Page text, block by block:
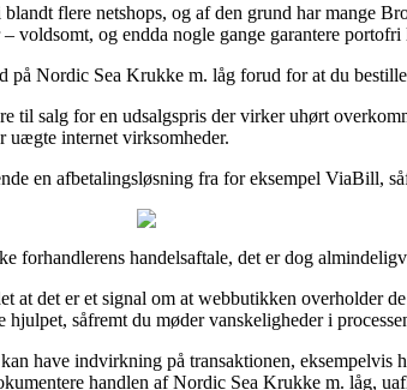
flere netshops, og af den grund har mange
voldsomt, og endda nogle gange garantere portofri
Nordic Sea Krukke m. låg forud for at du
salg for en udsalgspris der virker uhørt
internet virksomheder.
en afbetalingsløsning fra for eksempel ViaBill,
forhandlerens handelsaftale, det er dog
det er et signal om at webbutikken overholder
såfremt du møder vanskeligheder i
have indvirkning på transaktionen,
handlen af Nordic Sea Krukke m. låg,